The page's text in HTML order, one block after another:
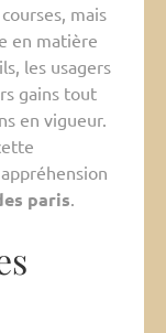
mais
en matière
les usagers
gains tout
en vigueur.
paris.